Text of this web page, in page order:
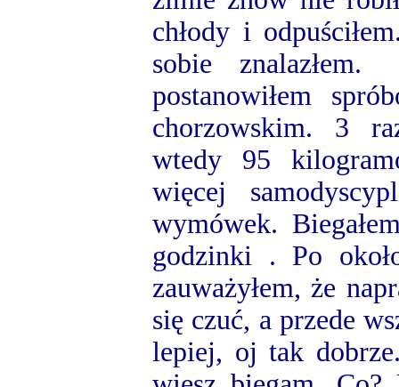
chłody i
sobie
postanowiłem
chorzowskim. 3
wtedy 95
więcej
wymówek.
godzinki . Po
zauważyłem, że
się czuć, a przede
lepiej, oj tak